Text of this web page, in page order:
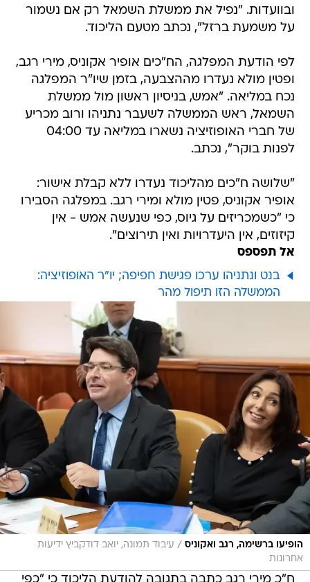
ובוועדות. "נפיל את ממשלת השמאל רק אם נשמור
על משמעת ברזל", נכתב מטעם הליכוד.
לפי הודעת המפלגה, הח"כים אופיר אקוניס, מירי רגב,
ופטין מולא נעדרו מההצבעה, בזמן שיו"ר המפלגה
נכח במליאה. "‏אמש, בניסיון ראשון מול ממשלת
השמאל, ראש הממשלה לשעבר נתניהו ורוב מכריע
של חברי האופוזיציה נשארו במליאה עד 04:00
לפנות בוקר", נכתב.
"שלושה ח"כים מהליכוד נעדרו ללא קבלת אישור:
אופיר אקוניס, פטין מולא ומירי רגב. במפלגה הסבירו
כי "‏כשמכריזים על גיוס, כפי שנעשה אמש - אין
קיזוזים, אין היעדרויות ואין תירוצים".
אל תפספס
בנט ונתניהו ערכו פגישת חפיפה; יו"ר האופוזיציה:
הממשלה הזו תיפול מהר
הופיעו ברשימה, רגב ואקוניס / עיבוד תמונה, יואב דודקביץ ידיעות
אחרונות